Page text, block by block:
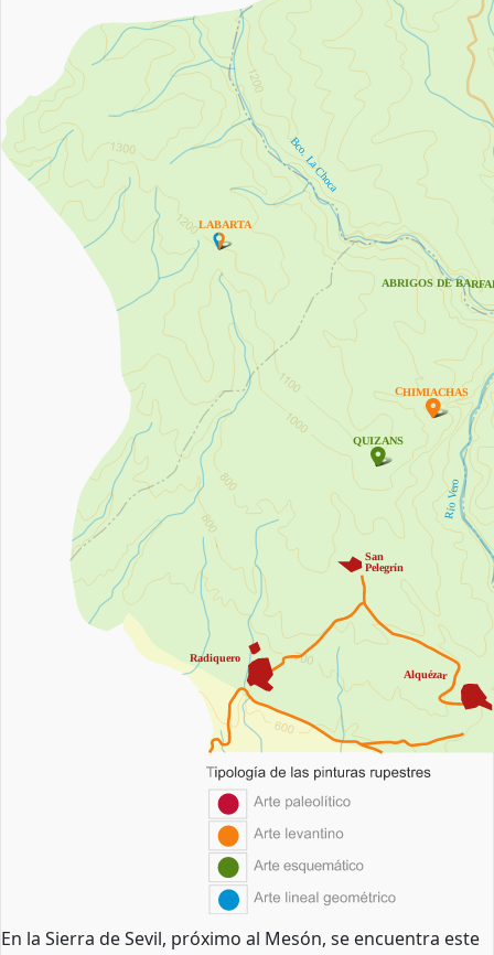
Bco. La Choca
Río Vero
Radiquero
San
Pelegrín
Alquézar
QUIZANS
CHIMIACHAS
ABRIGOS DE
LABARTA




En la Sierra de Sevil, próximo al Mesón, se encuentra este